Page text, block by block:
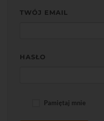
TWÓJ EMAIL
HASŁO
Pamiętaj mnie